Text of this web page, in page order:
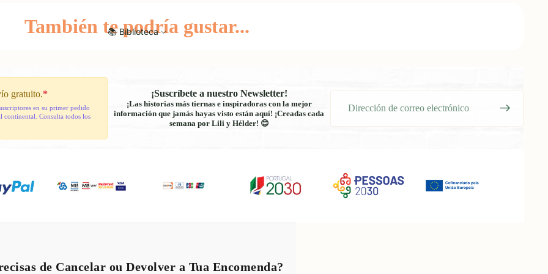
📚 Biblioteca
También te podría gustar...
gratuito.*
en su primer pedido
continental. Consulta todos los
¡Suscríbete a nuestro Newsletter!
¡Las historias más tiernas e inspiradoras con la mejor
información que jamás hayas visto están aquí! ¡Creadas cada
semana por Lili y Hélder! 😊
electrónico
de Cancelar ou Devolver a Tua Encomenda?
Términos del servicio